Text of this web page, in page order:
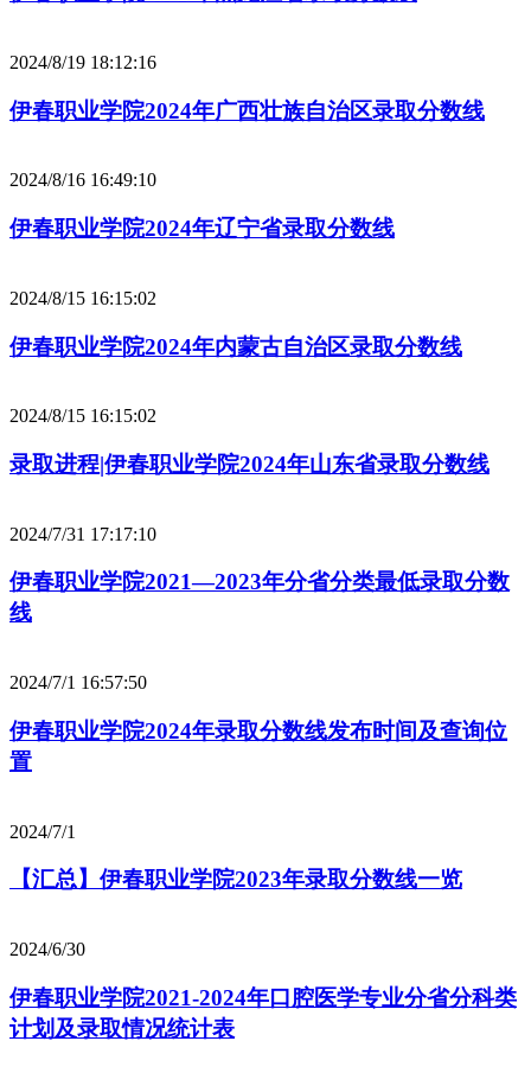
2024/8/19 18:12:16
伊春职业学院2024年广西壮族自治区录取分数线
2024/8/16 16:49:10
伊春职业学院2024年辽宁省录取分数线
2024/8/15 16:15:02
伊春职业学院2024年内蒙古自治区录取分数线
2024/8/15 16:15:02
录取进程|伊春职业学院2024年山东省录取分数线
2024/7/31 17:17:10
伊春职业学院2021—2023年分省分类最低录取分数
线
2024/7/1 16:57:50
伊春职业学院2024年录取分数线发布时间及查询位
置
2024/7/1
【汇总】伊春职业学院2023年录取分数线一览
2024/6/30
伊春职业学院2021-2024年口腔医学专业分省分科类
计划及录取情况统计表